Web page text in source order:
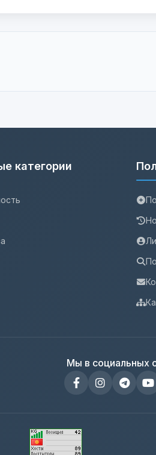
категории
Мы в социальных